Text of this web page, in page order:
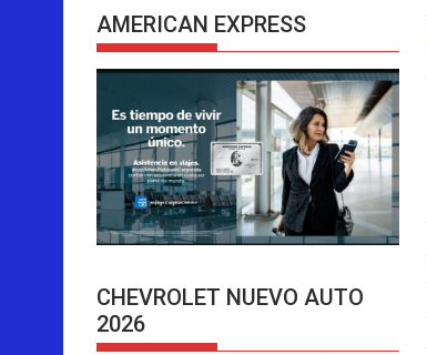
AMERICAN EXPRESS
CHEVROLET NUEVO AUTO
2026